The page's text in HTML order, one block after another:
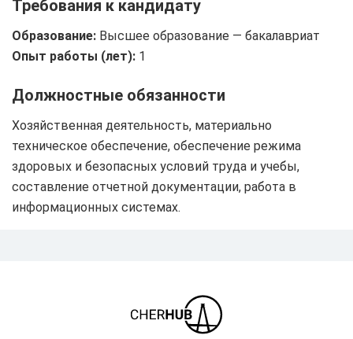
Требования к кандидату
Образование: Высшее образование — бакалавриат
Опыт работы (лет): 1
Должностные обязанности
Хозяйственная деятельность, материально
техническое обеспечение, обеспечение режима
здоровых и безопасных условий труда и учебы,
составление отчетной документации, работа в
информационных системах.